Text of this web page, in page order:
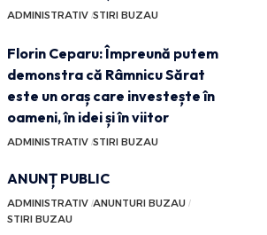
ADMINISTRATIV STIRI BUZAU
Florin Ceparu: Împreună putem
demonstra că Râmnicu Sărat
este un oraș care investește în
oameni, în idei și în viitor
ADMINISTRATIV STIRI BUZAU
ANUNȚ PUBLIC
ADMINISTRATIV ANUNTURI BUZAU
STIRI BUZAU